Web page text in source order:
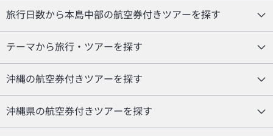
旅行日数から本島中部の航空券付きツアーを探す
テーマから旅行・ツアーを探す
沖縄の航空券付きツアーを探す
沖縄県の航空券付きツアーを探す